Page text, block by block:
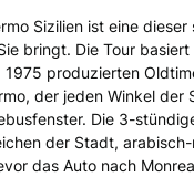
Sizilien ist eine
bringt. Die Tour
produzierten
der jeden Winkel
Die 3-
der Stadt,
das Auto nach